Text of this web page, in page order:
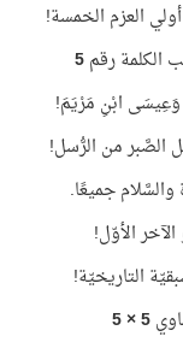
العزم الخمسة!
الكلمة رقم5
ابْنِ مَرْيَمَ!
الصَّبر من الرُّسل!
جميعًا.
الأوّل!
التاريخيّة!
5 × 5